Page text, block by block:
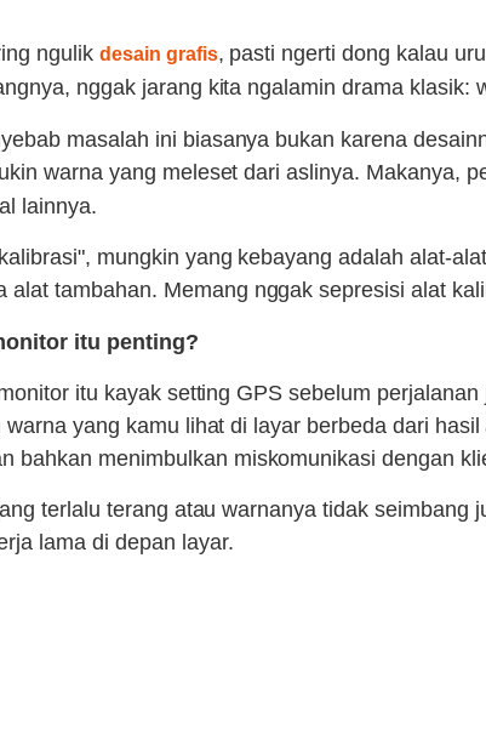
ngulik desain grafis, pasti ngerti dong kalau
nggak jarang kita ngalamin drama klasik:
masalah ini biasanya bukan karena
warna yang meleset dari aslinya. Makanya,
lainnya.
mungkin yang kebayang adalah alat-
alat tambahan. Memang nggak sepresisi alat
itu penting?
itu kayak setting GPS sebelum
yang kamu lihat di layar berbeda dari
bahkan menimbulkan miskomunikasi dengan
terlalu terang atau warnanya tidak
lama di depan layar.